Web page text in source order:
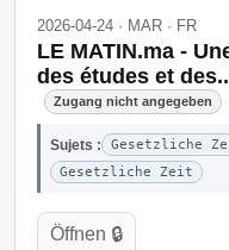
2026-04-24 · MAR · FR
LE MATIN.ma -
des études et
Zugang nicht angegeben
Sujets :
Gesetzliche
Gesetzliche Zeit
Öffnen 🔒